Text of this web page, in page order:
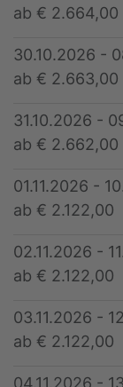
ab € 2.664,00
30.10.2026 -
ab € 2.663,00
31.10.2026 -
ab € 2.662,00
01.11.2026 -
ab € 2.122,00
02.11.2026 -
ab € 2.122,00
03.11.2026 -
ab € 2.122,00
04.11.2026 -